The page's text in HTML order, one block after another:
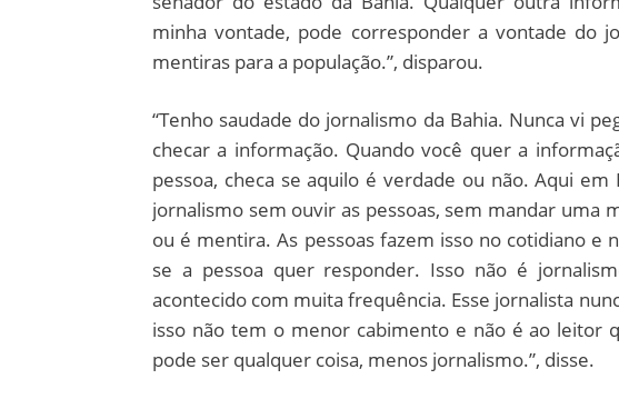
minha vontade, pode corresponder a vontade do
mentiras para a população.”, disparou.
“Tenho saudade do jornalismo da Bahia. Nunca vi
checar a informação. Quando você quer a
pessoa, checa se aquilo é verdade ou não. Aqui
jornalismo sem ouvir as pessoas, sem mandar uma
ou é mentira. As pessoas fazem isso no cotidiano e
se a pessoa quer responder. Isso não é
acontecido com muita frequência. Esse jornalista
isso não tem o menor cabimento e não é ao leitor
pode ser qualquer coisa, menos jornalismo.”, disse.